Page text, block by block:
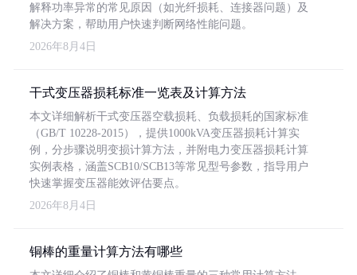
解释功率异常的常见原因（如光纤损耗、连接器问题）及
解决方案，帮助用户快速判断网络性能问题。
2026年8月4日
干式变压器损耗标准一览表及计算方法
本文详细解析干式变压器空载损耗、负载损耗的国家标准
（GB/T 10228-2015），提供1000kVA变压器损耗计算实
例，分步骤说明变损计算方法，并附电力变压器损耗计算
实例表格，涵盖SCB10/SCB13等常见型号参数，指导用户
快速掌握变压器能效评估要点。
2026年8月4日
铜棒的重量计算方法有哪些